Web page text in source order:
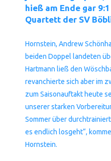
hieß am Ende gar
Quartett der SV
Hornstein, Andrew
beiden Doppel landeten
Hartmann ließ den
revanchierte sich aber im
zum Saisonauftakt heute
unserer starken
Sommer über
es endlich losgeht“,
Hornstein.